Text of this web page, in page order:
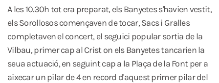
A les 10.30h tot era preparat, els Banyetes s'havien vestit,
els Sorollosos començaven de tocar, Sacs i Gralles
completaven el concert, el seguici popular sortia de la
Vilbau, primer cap al Crist on els Banyetes tancarien la
seua actuació, en seguint cap a la Plaça de la Font per a
aixecar un pilar de 4 en record d'aquest primer pilar del